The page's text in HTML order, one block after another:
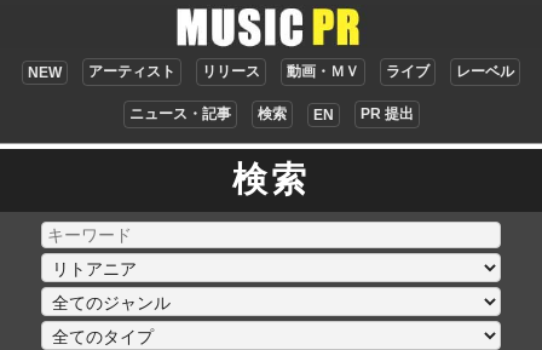
NEW アーティスト リリース 動画・ＭＶ ライブ レーベル
ニュース・記事 検索 EN PR 提出
検索